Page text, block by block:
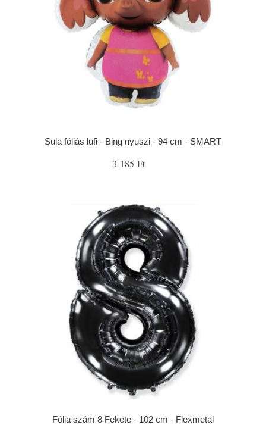
Sula fóliás lufi - Bing nyuszi - 94 cm - SMART
3 185 Ft
Fólia szám 8 Fekete - 102 cm - Flexmetal